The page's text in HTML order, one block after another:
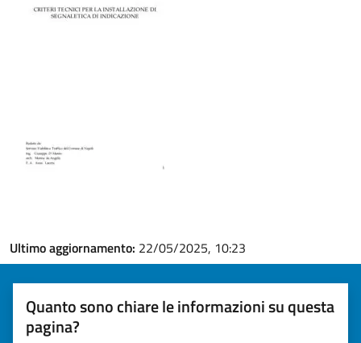
Ultimo aggiornamento: 22/05/2025, 10:23
Quanto sono chiare le informazioni su questa
pagina?